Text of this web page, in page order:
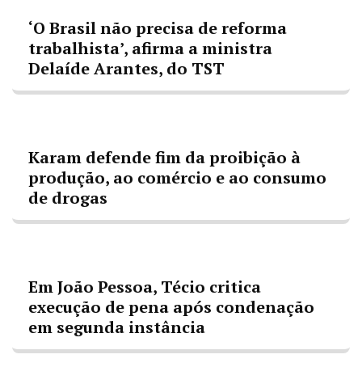
‘O Brasil não precisa de reforma
trabalhista’, afirma a ministra
Delaíde Arantes, do TST
Karam defende fim da proibição à
produção, ao comércio e ao consumo
de drogas
Em João Pessoa, Técio critica
execução de pena após condenação
em segunda instância